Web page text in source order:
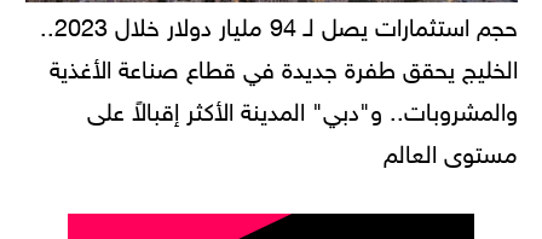
حجم استثمارات يصل لـ 94 مليار دولار خلال 2023..
الخليج يحقق طفرة جديدة في قطاع صناعة الأغذية
والمشروبات.. و"دبي" المدينة الأكثر إقبالاً على
مستوى العالم